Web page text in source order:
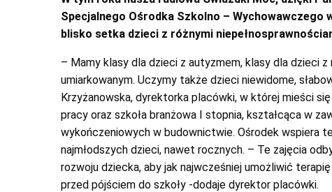
Specjalnego Ośrodka Szkolno –
blisko setka dzieci z różnymi
– Mamy klasy dla dzieci z autyzmem, klasy dla dzieci
umiarkowanym. Uczymy także dzieci niewidome,
Krzyżanowska, dyrektorka placówki, w której mieści
pracy oraz szkoła branżowa I stopnia, kształcąca w
wykończeniowych w budownictwie. Ośrodek wspiera
najmłodszych dzieci, nawet rocznych. – Te zajęcia
rozwoju dziecka, aby jak najwcześniej umożliwić
przed pójściem do szkoły -dodaje dyrektor placówki.